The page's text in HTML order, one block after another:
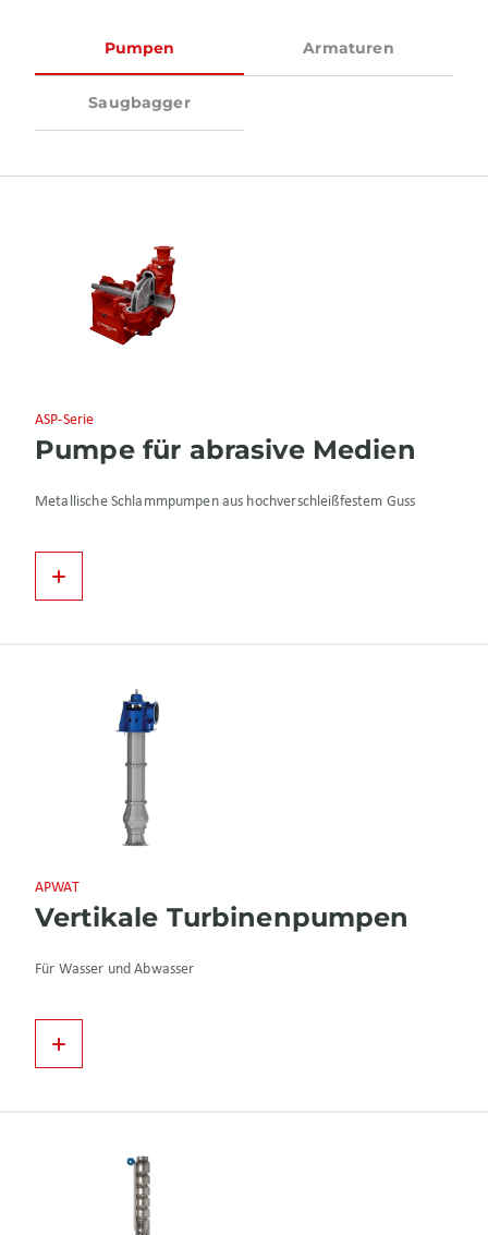
Pumpen Armaturen
Saugbagger
ASP-Serie
Pumpe für abrasive Medien
Metallische Schlammpumpen aus hochverschleißfestem Guss
APWAT
Vertikale Turbinenpumpen
Für Wasser und Abwasser